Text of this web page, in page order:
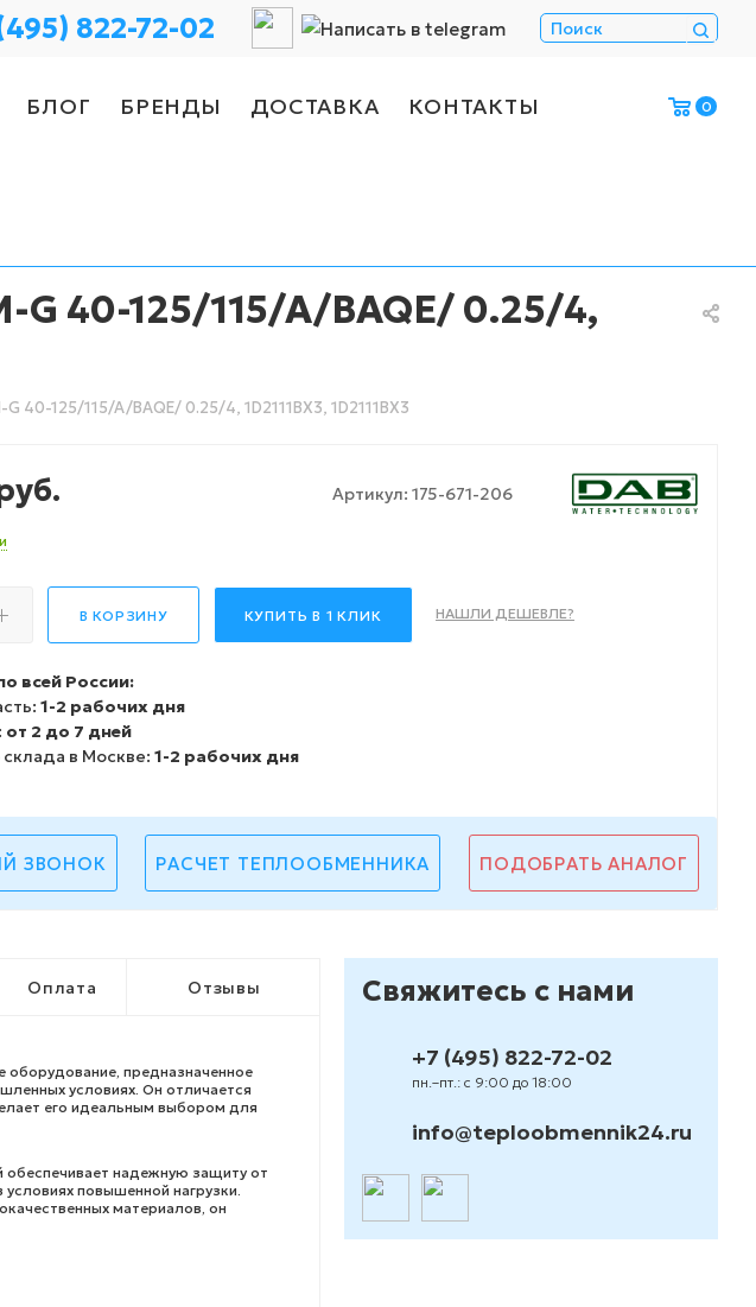
822-72-02
БЛОГ БРЕНДЫ ДОСТАВКА КОНТАКТЫ 0
G 40-125/115/A/BAQE/ 0.25/4,
40-125/115/A/BAQE/ 0.25/4, 1D2111BX3, 1D2111BX3
Артикул: 175-671-206
В КОРЗИНУ КУПИТЬ В 1 КЛИК НАШЛИ ДЕШЕВЛЕ?
всей России:
1-2 рабочих дня
от 2 до 7 дней
в Москве: 1-2 рабочих дня
ЗВОНОК РАСЧЕТ ТЕПЛООБМЕННИКА ПОДОБРАТЬ АНАЛОГ
Оплата Отзывы
оборудование, предназначенное
условиях. Он отличается
его идеальным выбором для
надежную защиту от
повышенной нагрузки.
материалов, он
Свяжитесь с нами
+7 (495) 822-72-02
пн.–пт.: с 9:00 до 18:00
info@teploobmennik24.ru